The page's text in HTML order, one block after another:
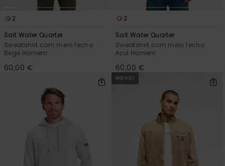
2
Salt Water Quarter
Sweatshirt com meio fecho
Bege Homem
60,00 €
2
Salt Water Quarter
Sweatshirt com meio fecho
Azul Homem
60,00 €
NOVO!